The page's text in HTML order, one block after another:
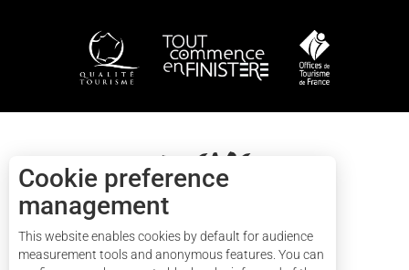
HOW TO GET HERE
Contact
+33(0)2 57 56 03 13
Cookie preference
management
This website enables cookies by default for audience
measurement tools and anonymous features. You can